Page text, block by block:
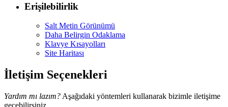
Erişilebilirlik
Salt Metin Görünümü
Daha Belirgin Odaklama
Klavye Kısayolları
Site Haritası
İletişim Seçenekleri
Yardım mı lazım? Aşağıdaki yöntemleri kullanarak bizimle iletişime